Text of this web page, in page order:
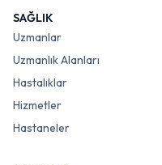
SAĞLIK
Uzmanlar
Uzmanlık Alanları
Hastalıklar
Hizmetler
Hastaneler